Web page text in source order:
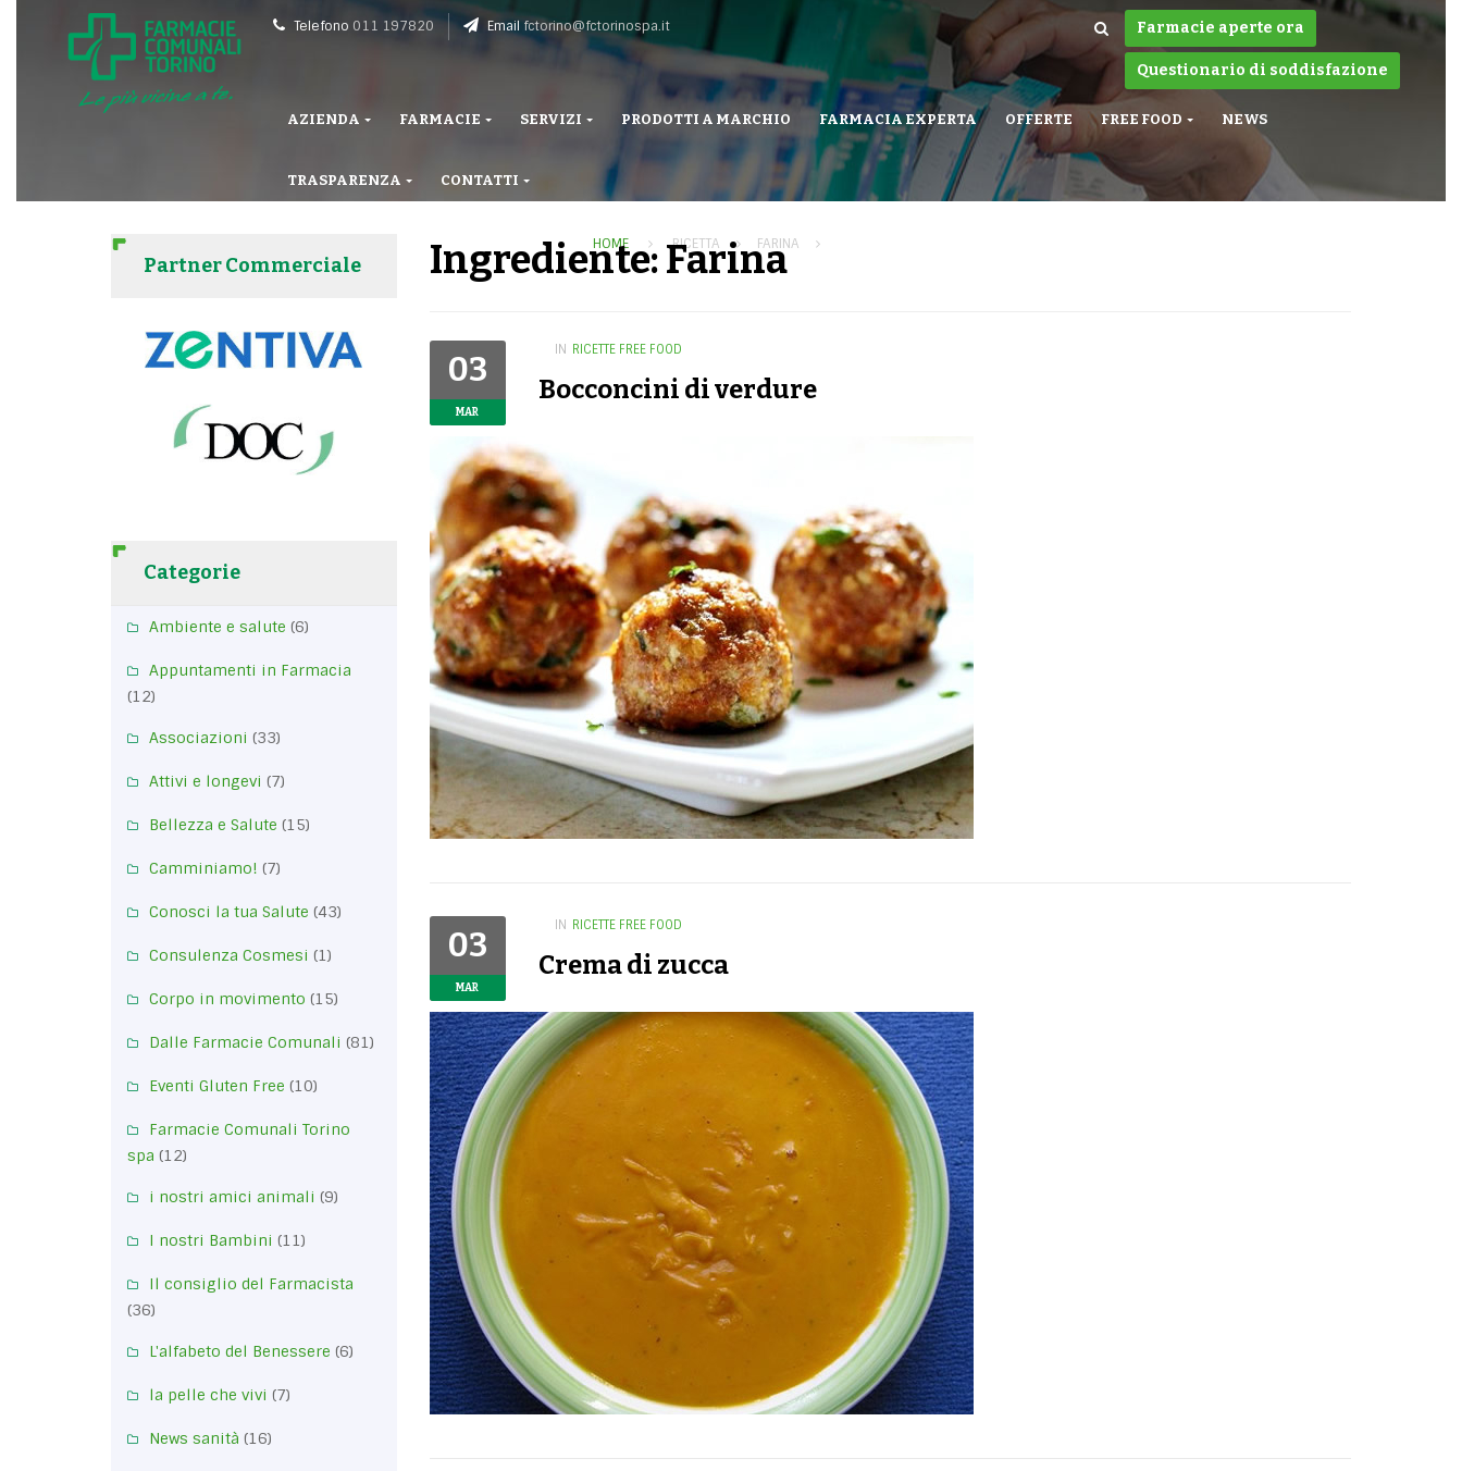
Farmacie aperte ora
Questionario di soddisfazione
Telefono 011 197820 Email fctorino@fctorinospa.it
AZIENDA FARMACIE SERVIZI PRODOTTI A MARCHIO FARMACIA EXPERTA OFFERTE FREE FOOD NEWS
TRASPARENZA CONTATTI
HOME RICETTA FARINA
Partner Commerciale
Categorie
Ambiente e salute (6)
Appuntamenti in Farmacia
(12)
Associazioni (33)
Attivi e longevi (7)
Bellezza e Salute (15)
Camminiamo! (7)
Conosci la tua Salute (43)
Consulenza Cosmesi (1)
Corpo in movimento (15)
Dalle Farmacie Comunali (81)
Eventi Gluten Free (10)
Farmacie Comunali Torino
spa (12)
i nostri amici animali (9)
I nostri Bambini (11)
Il consiglio del Farmacista
(36)
L'alfabeto del Benessere (6)
la pelle che vivi (7)
News sanità (16)
Ingrediente: Farina
03
MAR
IN RICETTE FREE FOOD
Bocconcini di verdure
03
MAR
IN RICETTE FREE FOOD
Crema di zucca